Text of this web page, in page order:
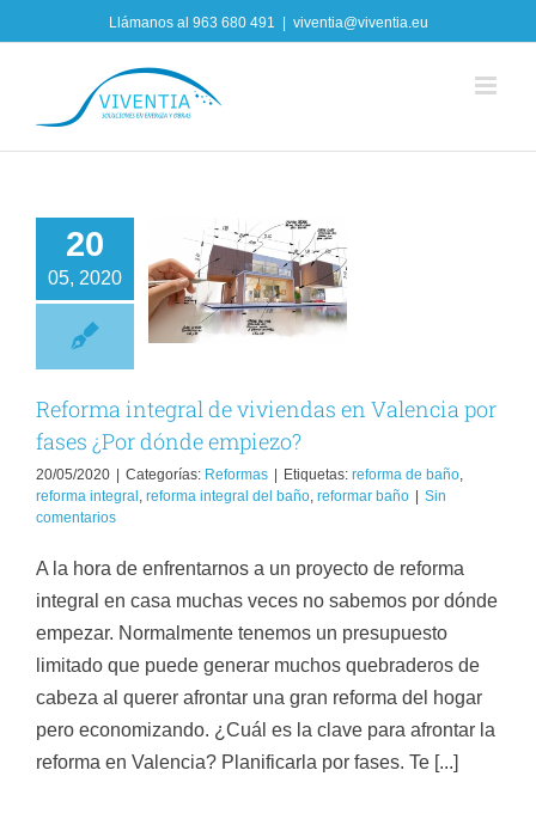
to
Llámanos al 963 680 491 viventia@viventia.eu
20
05, 2020
integral de
viviendas en
por fases
¿Por dónde
empiezo?
Reformas
Reforma integral de viviendas en Valencia por
fases ¿Por dónde empiezo?
20/05/2020 Categorías: Reformas Etiquetas: reforma de baño,
reforma integral , reforma integral del baño, reformar baño
Sin
comentarios
A la hora de enfrentarnos a un proyecto de reforma
integral en casa muchas veces no sabemos por dónde
empezar. Normalmente tenemos un presupuesto
limitado que puede generar muchos quebraderos de
cabeza al querer afrontar una gran reforma del hogar
pero economizando. ¿Cuál es la clave para afrontar la
reforma en Valencia? Planificarla por fases. Te [...]